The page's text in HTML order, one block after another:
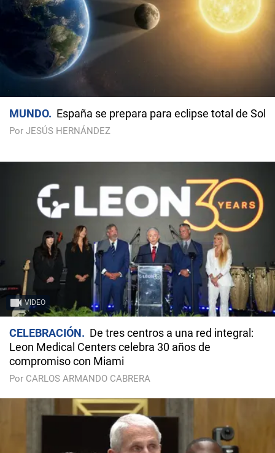
MUNDO España se prepara para eclipse total de Sol
Por JESÚS HERNÁNDEZ
VIDEO
CELEBRACIÓN
De tres centros a una red integral:
Leon Medical Centers celebra 30 años de
compromiso con Miami
Por CARLOS ARMANDO CABRERA